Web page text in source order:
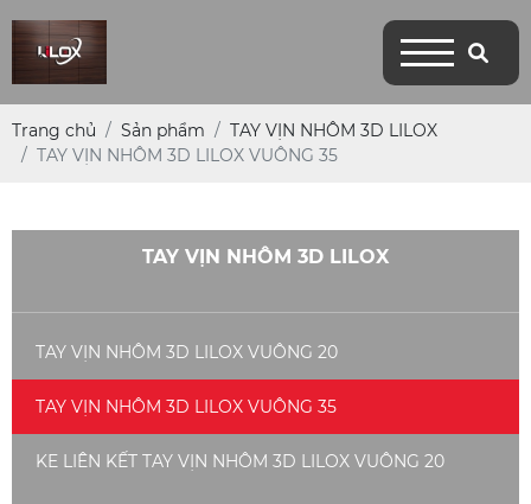
Trang chủ Sản phẩm
TAY VỊN NHÔM 3D LILOX
TAY VỊN NHÔM 3D LILOX VUÔNG 35
TAY VỊN NHÔM 3D LILOX
TAY VỊN NHÔM 3D LILOX VUÔNG 20
TAY VỊN NHÔM 3D LILOX VUÔNG 35
KE LIÊN KẾT TAY VỊN NHÔM 3D LILOX VUÔNG 20